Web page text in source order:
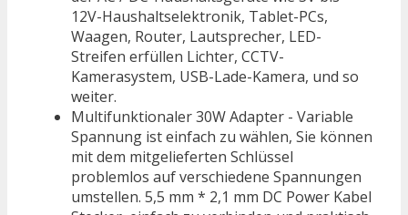
12V-Haushaltselektronik, Tablet-PCs,
Waagen, Router, Lautsprecher, LED-
Streifen erfüllen Lichter, CCTV-
Kamerasystem, USB-Lade-Kamera, und so
weiter.
Multifunktionaler 30W Adapter - Variable
Spannung ist einfach zu wählen, Sie können
mit dem mitgelieferten Schlüssel
problemlos auf verschiedene Spannungen
umstellen. 5,5 mm * 2,1 mm DC Power Kabel